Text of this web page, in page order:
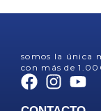
somos la única
con más de